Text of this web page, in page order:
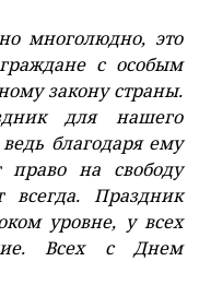
многолюдно, это
с особым
закону страны.
для нашего
благодаря ему
на свободу
Праздник
уровне, у всех
Всех с Днем